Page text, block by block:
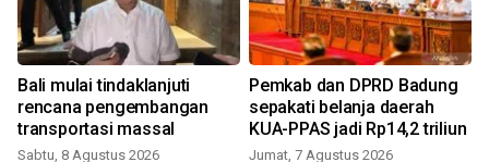
Bali mulai tindaklanjuti
rencana pengembangan
transportasi massal
Sabtu, 8 Agustus 2026
Pemkab dan DPRD Badung
sepakati belanja daerah
KUA-PPAS jadi Rp14,2 triliun
Jumat, 7 Agustus 2026